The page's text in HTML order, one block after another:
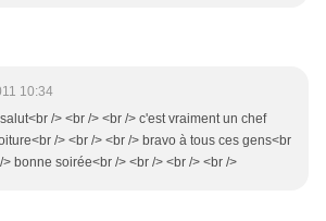
10:34
/> <br /> <br /> c'est vraiment un chef
/> <br /> <br /> bravo à tous ces gens<br
> bonne soirée<br /> <br /> <br /> <br />